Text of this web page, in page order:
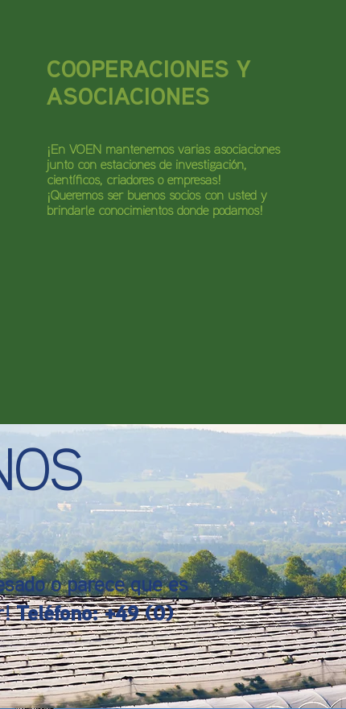
COOPERACIONES Y
ASOCIACIONES
¡En VOEN mantenemos varias asociaciones
junto con estaciones de investigación,
científicos, criadores o empresas!
¡Queremos ser buenos socios con usted y
brindarle conocimientos donde podamos!
o parece que es
Teléfono: +49 (0)